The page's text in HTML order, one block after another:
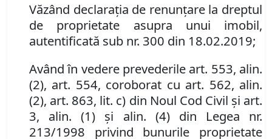
Văzând declaraţia de renunţare la dreptul
de proprietate asupra unui imobil,
autentificată sub nr. 300 din 18.02.2019;
Având în vedere prevederile art. 553, alin.
(2), art. 554, coroborat cu art. 562, alin.
(2), art. 863, lit. c) din Noul Cod Civil şi art.
3, alin. (1) şi alin. (4) din Legea nr.
213/1998 privind bunurile proprietate